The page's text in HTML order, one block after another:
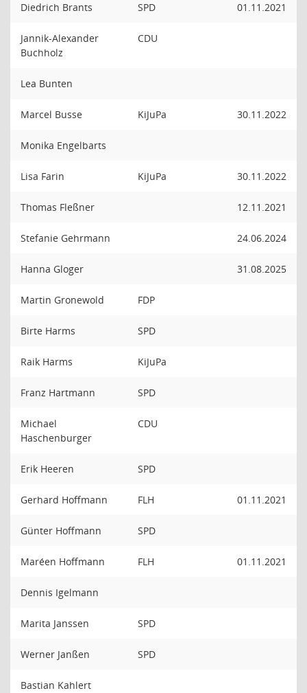
Diedrich Brants SPD 01.11.2021
Jannik-Alexander
Buchholz
CDU
Lea Bunten
Marcel Busse KiJuPa 30.11.2022
Monika Engelbarts
Lisa Farin KiJuPa 30.11.2022
Thomas Fleßner 12.11.2021
Stefanie Gehrmann 24.06.2024
Hanna Gloger 31.08.2025
Martin Gronewold FDP
Birte Harms SPD
Raik Harms KiJuPa
Franz Hartmann SPD
Michael
Haschenburger
CDU
Erik Heeren SPD
Gerhard Hoffmann FLH 01.11.2021
Günter Hoffmann SPD
Maréen Hoffmann FLH 01.11.2021
Dennis Igelmann
Marita Janssen SPD
Werner Janßen SPD
Bastian Kahlert